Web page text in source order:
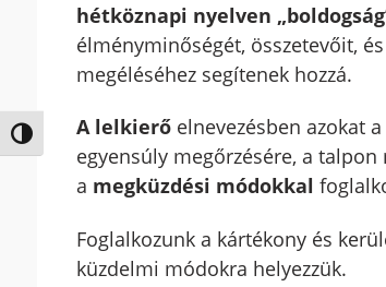
Nagy kontraszt váltása
hétköznapi nyelven
élményminőségét, összetevőit,
megéléséhez segítenek hozzá.
A lelkierőelnevezésben azokat
egyensúly megőrzésére, a
a megküzdési módokkal
Foglalkozunk a kártékony és
küzdelmi módokra helyezzük.